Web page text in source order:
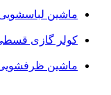
ماشین
کولر گازی
ماشین